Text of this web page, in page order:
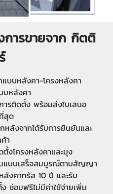
การขายจาก กิตติ
บบหลังคา-โครงหลังคา
บหลังคา
ารติดตั้ง พร้อมส่งใบเสนอ
สุด
หลังจากได้รับการยืนยันและ
า
ตั้งโครงหลังคาและมุง
มแบบเสร็จสมบูรณ์ตามสัญญา
งคาทรัส 10 ปี และรับ
ซ่อมฟรีไม่มีค่าใช้จ่ายเพิ่ม